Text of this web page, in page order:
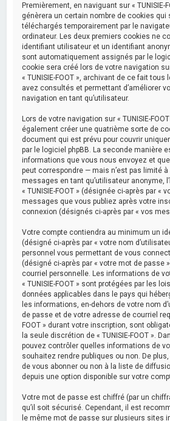
Premièrement, en naviguant sur « TUNISIE-
génèrera un certain nombre de cookies qui
téléchargés temporairement par le
ordinateur. Les deux premiers cookies ne
identifiant utilisateur et un identifiant
sont automatiquement assignés par le
cookie sera créé lors de votre navigation
« TUNISIE-FOOT », archivant de ce fait
avez consultés et permettant d’améliorer
navigation en tant qu’utilisateur.
Lors de votre navigation sur « TUNISIE-
également créer une quatrième sorte de
document qui est prévu pour couvrir
par le logiciel phpBB. La seconde manière
informations que vous nous envoyez et
peut correspondre — mais n’est pas limité
messages en tant qu’utilisateur anonyme,
« TUNISIE-FOOT » (désignée ci-après par «
messages que vous publiez après votre
connexion (désignés ci-après par « vos
Votre compte contiendra au minimum un
(désigné ci-après par « votre nom
personnel vous permettant de vous
(désigné ci-après par « votre mot de passe
courriel personnelle. Les informations de
« TUNISIE-FOOT » sont protégées par les
données applicables dans le pays qui
les informations, en-dehors de votre nom
de passe et de votre adresse de courriel
FOOT » durant votre inscription, sont
la seule discrétion de « TUNISIE-FOOT ».
pouvez contrôler quelles informations de
souhaitez rendre publiques ou non. De
de vous abonner ou non à la liste de
depuis une option disponible sur votre
Votre mot de passe est chiffré (par un
qu’il soit sécurisé. Cependant, il est
le même mot de passe sur plusieurs sites